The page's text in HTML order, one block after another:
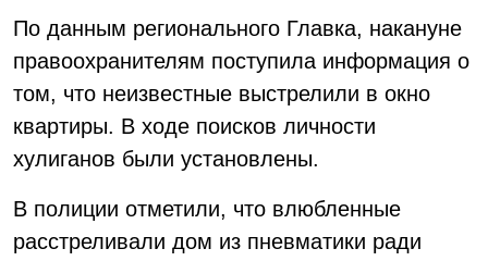
По данным регионального Главка, накануне
правоохранителям поступила информация о
том, что неизвестные выстрелили в окно
квартиры. В ходе поисков личности
хулиганов были установлены.
В полиции отметили, что влюбленные
расстреливали дом из пневматики ради